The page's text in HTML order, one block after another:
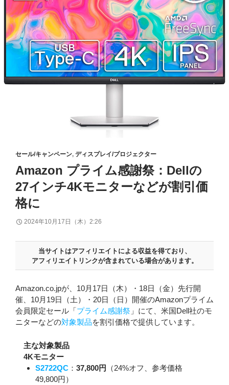
セール/キャンペーン, ディスプレイ/プロジェクター
Amazon プライム感謝祭：Dellの
27インチ4Kモニターなどが割引価
格に
2024年10月17日（木）2:26
当サイトはアフィリエイトによる収益を得ており、
アフィリエイトリンクが含まれている場合があります。
Amazon.co.jpが、10月17日（木）・18日（金）先行開
催、10月19日（土）・20日（日）開催のAmazonプライム
会員限定セール「プライム感謝祭 」にて、米国Dell社のモ
ニターなどの対象製品を割引価格で提供しています。
主な対象製品
4Kモニター
S2722QC ： 37,800円
（24%オフ、参考価格
49,800円）